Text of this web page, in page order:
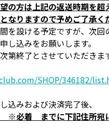
の方は上記の返送時期を超
なりますので予めご了承く
を設ける予定ですが、次回
込みをお願いします。
第終了とさせていただきま
SHOP/346182/
込みおよび決済完了後、
※必着 までに下記住所宛に